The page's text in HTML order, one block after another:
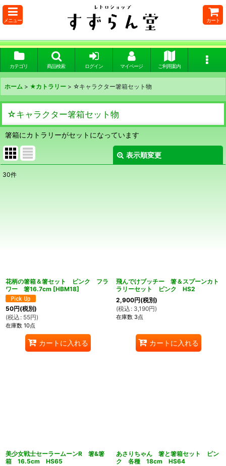
メニュー カート
カテゴリ 商品検索 ログイン マイページ ご利用案内
ホーム > ★カトラリー > ☆キャラクター箸箱セット物
☆キャラクター箸箱セット物
箸箱にカトラリーがセットになっています
表示順変更
30件
花柄の箸箱＆箸セット ピンク フラ
ワー 箸16.7cm [HBM18]
50円(税別)
(税込 : 55円)
在庫数 10点
カートに入れる
飛んでけブッチー 箸＆スプーンカト
ラリーセット ピンク HS2
2,900円(税別)
(税込 : 3,190円)
在庫数 3点
カートに入れる
美少女戦士セーラームーンR 箸&箸
箱 16.5cm HS65
あさりちゃん 箸と箸箱セット ピン
ク 各種 18cm HS64